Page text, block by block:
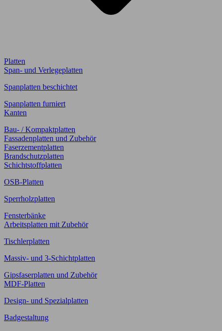
Platten
Span- und Verlegeplatten
Spanplatten beschichtet
Spanplatten furniert
Kanten
Bau- / Kompaktplatten
Fassadenplatten und Zubehör
Faserzementplatten
Brandschutzplatten
Schichtstoffplatten
OSB-Platten
Sperrholzplatten
Fensterbänke
Arbeitsplatten mit Zubehör
Tischlerplatten
Massiv- und 3-Schichtplatten
Gipsfaserplatten und Zubehör
MDF-Platten
Design- und Spezialplatten
Badgestaltung